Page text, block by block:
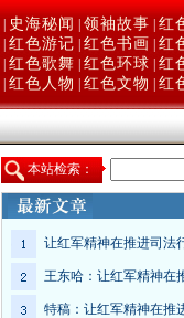
史海秘闻 领袖故事 红
红色游记 红色书画
红
红色歌舞 红色环球 红
红色人物 红色文物 红
本站检索：
让红军精神在推进司
王东哈：让红军精神
特稿：让红军精神在